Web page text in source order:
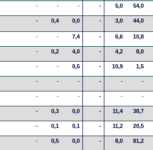
- - - - 5,0 54,0
- 0,4 0,0 - 3,0 44,0
- - 7,4 - 6,6 10,8
- 0,2 4,0 - 4,2 8,0
- - 0,5 - 10,9 1,5
- - - - - -
- - - - - -
- 0,3 0,0 - 11,4 38,7
- 0,1 0,1 - 11,2 20,5
- 0,5 0,0 - 8,0 81,2